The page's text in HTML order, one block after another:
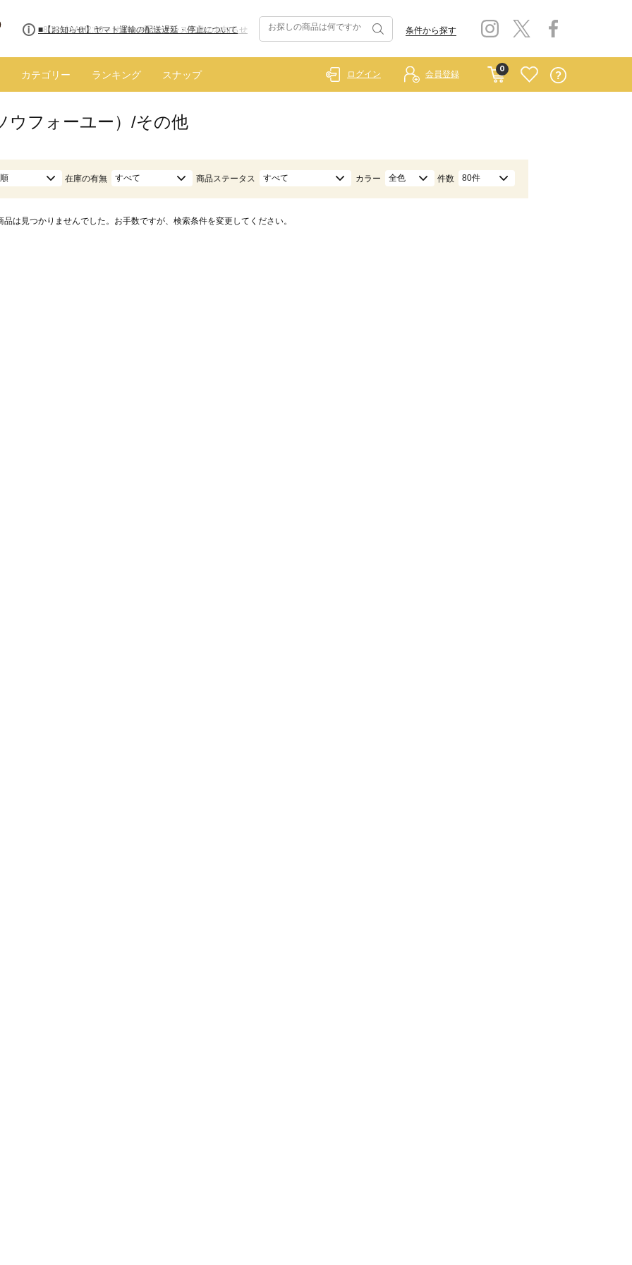
■8/13(木)AM2:00～サイトメンテナンス実施のお知らせ 条件から探す
カテゴリー ランキング スナップ
0
ログイン 会員登録
ウフォーユー）/その他
在庫の有無 すべて 商品ステータス すべて カラー 全色 件数 80件
品は見つかりませんでした。お手数ですが、検索条件を変更してください。